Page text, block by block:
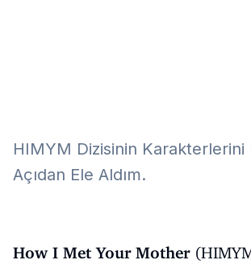
HIMYM Dizisinin Karakterlerini
Açıdan Ele Aldım.
How I Met Your Mother